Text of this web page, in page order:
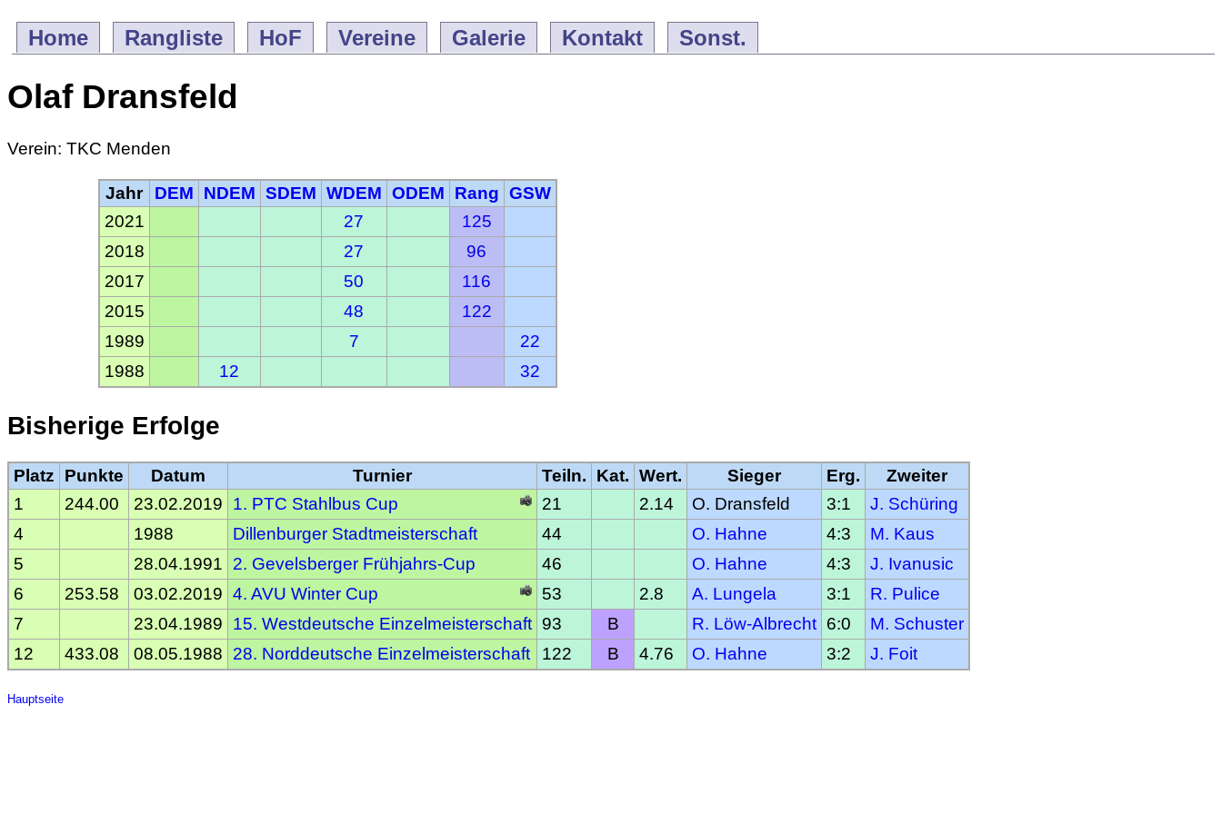
Home Rangliste HoF Vereine Galerie Kontakt Sonst.
Olaf Dransfeld
Verein: TKC Menden
Jahr DEM NDEM SDEM WDEM ODEM Rang GSW
2021
27
125
2018
27
96
2017
50
116
2015
48
122
1989
7
22
1988
12 32
Bisherige Erfolge
Platz Punkte Datum Turnier Teiln. Kat. Wert. Sieger Erg.
Zweiter
1
244.00 23.02.2019 1. PTC Stahlbus Cup 21 2.14 O. Dransfeld 3:1
J. Schüring
4
1988 Dillenburger Stadtmeisterschaft 44 O. Hahne 4:3
M. Kaus
5
28.04.1991 2. Gevelsberger Frühjahrs-Cup 46 O. Hahne 4:3
J. Ivanusic
6
253.58 03.02.2019 4. AVU Winter Cup 53 2.8 A. Lungela 3:1
R. Pulice
7
23.04.1989 15. Westdeutsche Einzelmeisterschaft 93 B R. Löw-Albrecht 6:0
M. Schuster
12
433.08 08.05.1988 28. Norddeutsche Einzelmeisterschaft 122 B 4.76 O. Hahne 3:2 J. Foit
Hauptseite